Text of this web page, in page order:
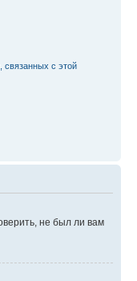
связанных с этой
не был ли вам